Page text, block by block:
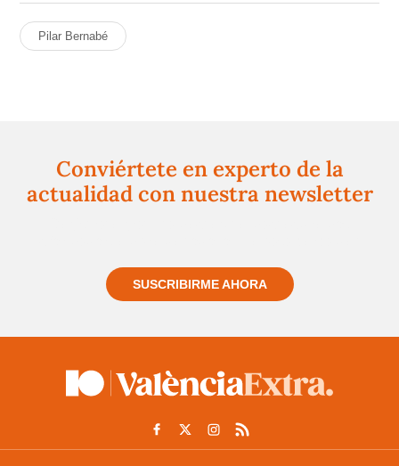
Pilar Bernabé
Conviértete en experto de la
actualidad con nuestra newsletter
SUSCRIBIRME AHORA